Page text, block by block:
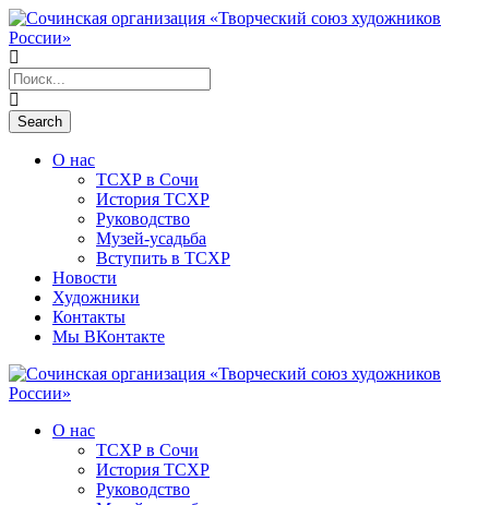
О нас
ТСХР в Сочи
История ТСХР
Руководство
Музей-усадьба
Вступить в ТСХР
Новости
Художники
Контакты
Мы ВКонтакте
О нас
ТСХР в Сочи
История ТСХР
Руководство